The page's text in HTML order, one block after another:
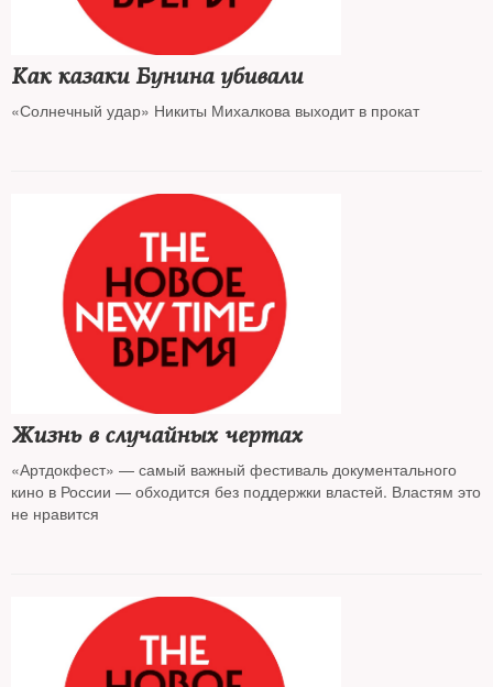
Как казаки Бунина убивали
«Солнечный удар» Никиты Михалкова выходит в прокат
Жизнь в случайных чертах
«Артдокфест» — самый важный фестиваль документального
кино в России — обходится без поддержки властей. Властям это
не нравится